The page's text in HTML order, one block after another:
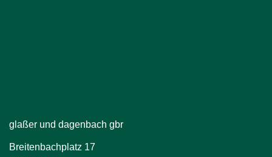
glaßer und dagenbach gbr
Breitenbachplatz 17